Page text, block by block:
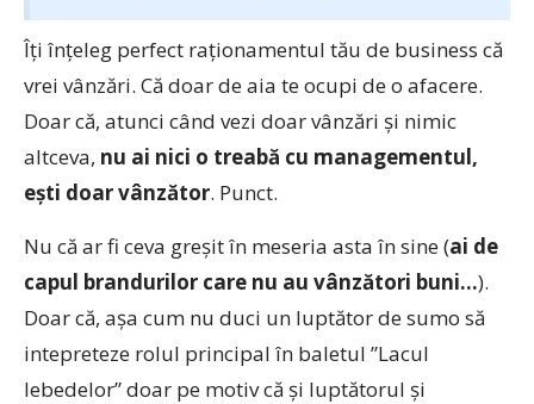
Îți înțeleg perfect raționamentul tău de business că
vrei vânzări. Că doar de aia te ocupi de o afacere.
Doar că, atunci când vezi doar vânzări și nimic
altceva, nu ai nici o treabă cu managementul,
ești doar vânzător. Punct.
Nu că ar fi ceva greșit în meseria asta în sine (ai de
capul brandurilor care nu au vânzători buni…).
Doar că, așa cum nu duci un luptător de sumo să
intepreteze rolul principal în baletul ”Lacul
lebedelor” doar pe motiv că și luptătorul și